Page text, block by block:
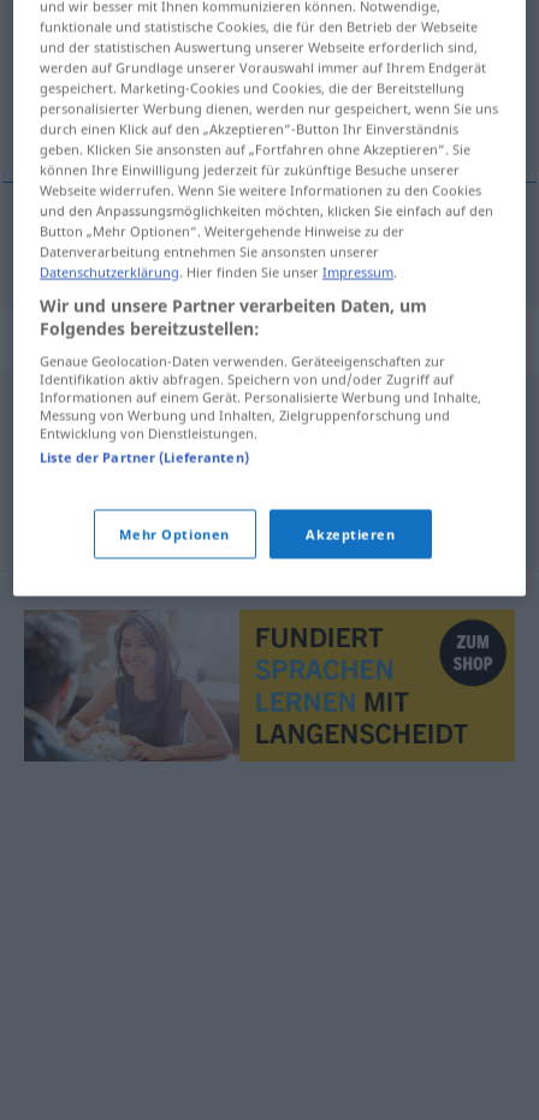
Übersicht aller Übersetzungen
(Für mehr Details die Übersetzung anklicken/antippen)
flytja, lesa upp
flytja,lesaupp vortragen
Synonyme für "vortragen"
spielen,geben,aufführen
© OpenThesaurus.de
und wir besser mit Ihnen kommunizieren können. Notwendige,
funktionale und statistische Cookies, die für den Betrieb der Webseite
und der statistischen Auswertung unserer Webseite erforderlich sind,
werden auf Grundlage unserer Vorauswahl immer auf Ihrem Endgerät
gespeichert. Marketing-Cookies und Cookies, die der Bereitstellung
personalisierter Werbung dienen, werden nur gespeichert, wenn Sie uns
durch einen Klick auf den „Akzeptieren“-Button Ihr Einverständnis
geben. Klicken Sie ansonsten auf „Fortfahren ohne Akzeptieren“. Sie
können Ihre Einwilligung jederzeit für zukünftige Besuche unserer
Webseite widerrufen. Wenn Sie weitere Informationen zu den Cookies
und den Anpassungsmöglichkeiten möchten, klicken Sie einfach auf den
Button „Mehr Optionen“. Weitergehende Hinweise zu der
Datenverarbeitung entnehmen Sie ansonsten unserer
Datenschutzerklärung. Hier finden Sie unserImpressum.
Wir und unsere Partner verarbeiten Daten, um
Folgendes bereitzustellen:
Genaue Geolocation-Daten verwenden. Geräteeigenschaften zur
Identifikation aktiv abfragen. Speichern von und/oder Zugriff auf
Informationen auf einem Gerät. Personalisierte Werbung und Inhalte,
Messung von Werbung und Inhalten, Zielgruppenforschung und
Entwicklung von Dienstleistungen.
Liste der Partner (Lieferanten)
Mehr Optionen Akzeptieren